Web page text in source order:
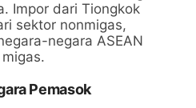
Impor dari Tiongkok
sektor nonmigas,
negara ASEAN
Pemasok